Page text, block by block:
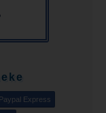
Paypal Express